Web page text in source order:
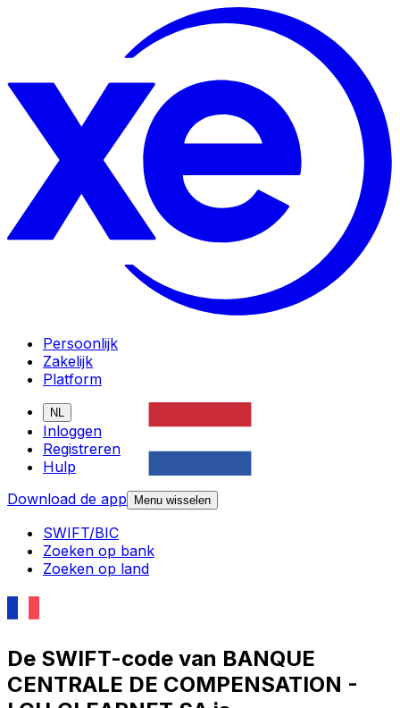
Persoonlijk
Zakelijk
Platform
NL
Inloggen
Registreren
Hulp
Download de app
Menu wisselen
SWIFT/BIC
Zoeken op bank
Zoeken op land
De SWIFT-code van BANQUE
CENTRALE DE COMPENSATION -